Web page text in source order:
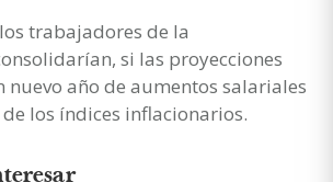
trabajadores de la
si las proyecciones
nuevo año de aumentos salariales
los índices inflacionarios.